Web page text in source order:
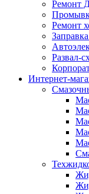
Ремонт
Ремонт
Развал-
Интернет-